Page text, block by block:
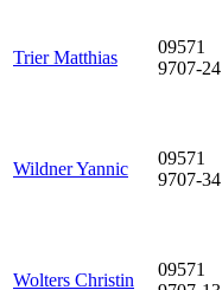
Trier Matthias
09571
9707-24
Wildner Yannic
09571
9707-34
Wolters Christin
09571